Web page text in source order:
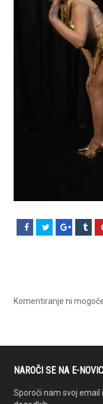
Komentiranje ni
NAROČI SE NA E-
Sporoči nam svoj email